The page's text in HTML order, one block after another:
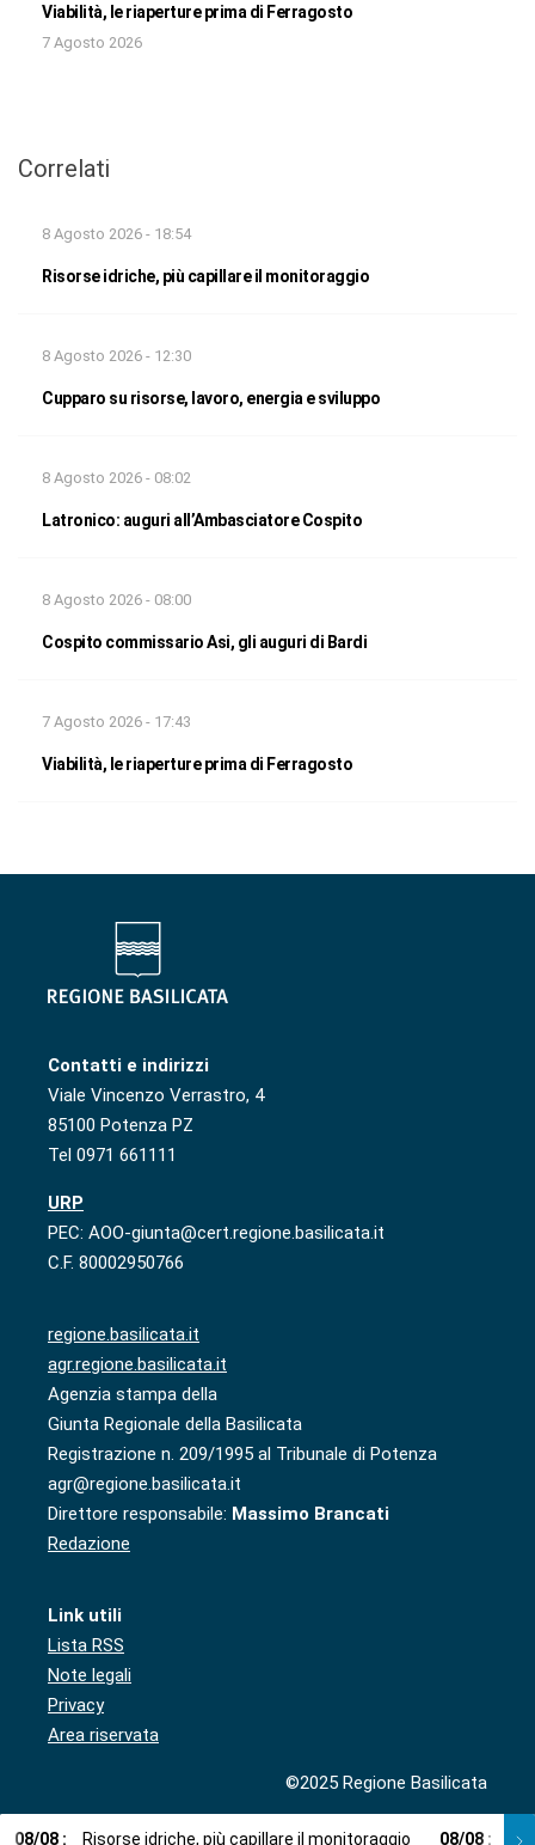
Viabilità, le riaperture prima di Ferragosto
7 Agosto 2026
Correlati
8 Agosto 2026 - 18:54
Risorse idriche, più capillare il monitoraggio
8 Agosto 2026 - 12:30
Cupparo su risorse, lavoro, energia e sviluppo
8 Agosto 2026 - 08:02
Latronico: auguri all’Ambasciatore Cospito
8 Agosto 2026 - 08:00
Cospito commissario Asi, gli auguri di Bardi
7 Agosto 2026 - 17:43
Viabilità, le riaperture prima di Ferragosto
Contatti e indirizzi
Viale Vincenzo Verrastro, 4
85100 Potenza PZ
Tel 0971 661111
URP
PEC: AOO-giunta@cert.regione.basilicata.it
C.F. 80002950766
regione.basilicata.it
agr.regione.basilicata.it
Agenzia stampa della
Giunta Regionale della Basilicata
Registrazione n. 209/1995 al Tribunale di Potenza
agr@regione.basilicata.it
Direttore responsabile: Massimo Brancati
Redazione
Link utili
Lista RSS
Note legali
Privacy
Area riservata
©2025 Regione Basilicata
08/08 : Risorse idriche, più capillare il monitoraggio 08/08 :